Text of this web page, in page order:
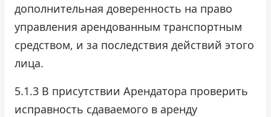
дополнительная доверенность на право
управления арендованным транспортным
средством, и за последствия действий этого
лица.
5.1.3 В присутствии Арендатора проверить
исправность сдаваемого в аренду